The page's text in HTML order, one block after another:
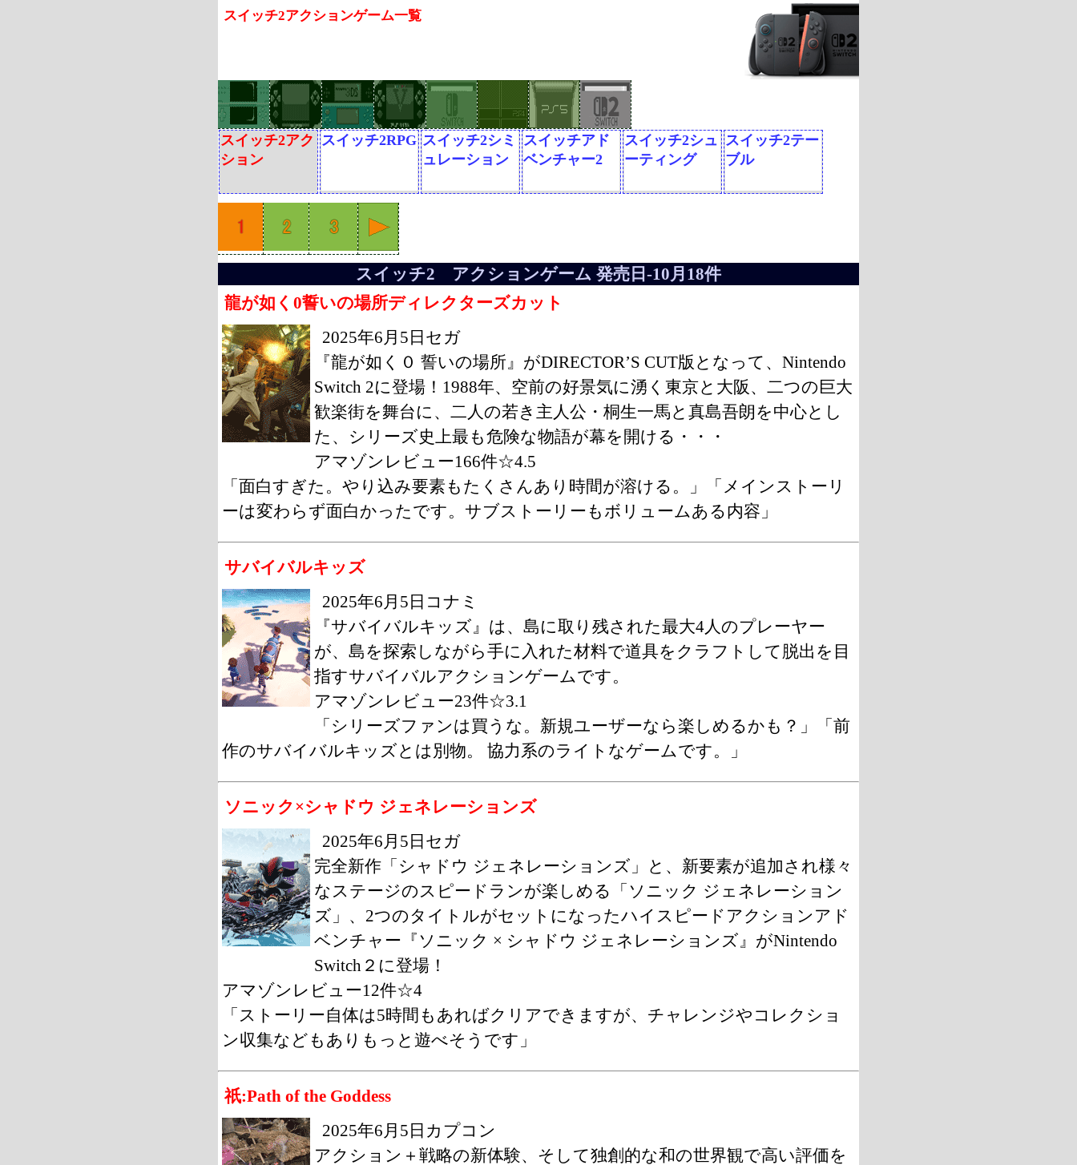
スイッチ2アクションゲーム一覧
スイッチ2アク
ション
スイッチ2RPG スイッチ2シミ
ュレーション
スイッチアド
ベンチャー2
スイッチ2シュ
ーティング
スイッチ2テー
ブル
スイッチ2 アクションゲーム 発売日-10月18件
龍が如く0誓いの場所ディレクターズカット
2025年6月5日セガ
『龍が如く０ 誓いの場所』がDIRECTOR’S CUT版となって、Nintendo
Switch 2に登場！1988年、空前の好景気に湧く東京と大阪、二つの巨大
歓楽街を舞台に、二人の若き主人公・桐生一馬と真島吾朗を中心とし
た、シリーズ史上最も危険な物語が幕を開ける・・・
アマゾンレビュー166件☆4.5
「面白すぎた。やり込み要素もたくさんあり時間が溶ける。」「メインストーリ
ーは変わらず面白かったです。サブストーリーもボリュームある内容」
サバイバルキッズ
2025年6月5日コナミ
『サバイバルキッズ』は、島に取り残された最大4人のプレーヤー
が、島を探索しながら手に入れた材料で道具をクラフトして脱出を目
指すサバイバルアクションゲームです。
アマゾンレビュー23件☆3.1
「シリーズファンは買うな。新規ユーザーなら楽しめるかも？」「前
作のサバイバルキッズとは別物。 協力系のライトなゲームです。」
ソニック×シャドウ ジェネレーションズ
2025年6月5日セガ
完全新作「シャドウ ジェネレーションズ」と、新要素が追加され様々
なステージのスピードランが楽しめる「ソニック ジェネレーション
ズ」、2つのタイトルがセットになったハイスピードアクションアド
ベンチャー『ソニック × シャドウ ジェネレーションズ』がNintendo
Switch２に登場！
アマゾンレビュー12件☆4
「ストーリー自体は5時間もあればクリアできますが、チャレンジやコレクショ
ン収集などもありもっと遊べそうです」
祇:Path of the Goddess
2025年6月5日カプコン
アクション＋戦略の新体験、そして独創的な和の世界観で高い評価を